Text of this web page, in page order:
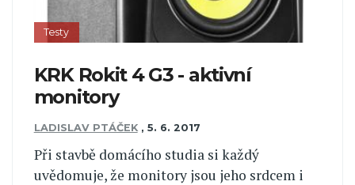
Testy
KRK Rokit 4 G3 - aktivní
monitory
LADISLAV PTÁČEK , 5. 6. 2017
Při stavbě domácího studia si každý
uvědomuje, že monitory jsou jeho srdcem i